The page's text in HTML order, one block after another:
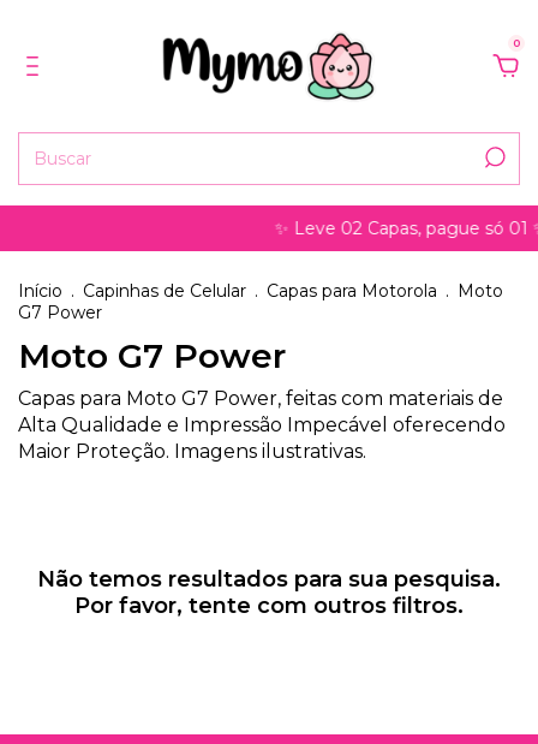
0
✨ Leve 02 Capas, pague só
Início . Capinhas de Celular . Capas para Motorola . Moto
G7 Power
Moto G7 Power
Capas para Moto G7 Power, feitas com materiais de
Alta Qualidade e Impressão Impecável oferecendo
Maior Proteção. Imagens ilustrativas.
Não temos resultados para sua pesquisa.
Por favor, tente com outros filtros.